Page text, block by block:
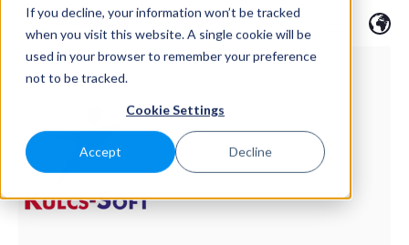
If you decline, your information won’t be tracked
when you visit this website. A single cookie will be
used in your browser to remember your preference
not to be tracked.
Cookie Settings
Accept Decline